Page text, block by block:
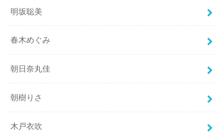
明坂聡美
春木めぐみ
朝日奈丸佳
朝樹りさ
木戸衣吹